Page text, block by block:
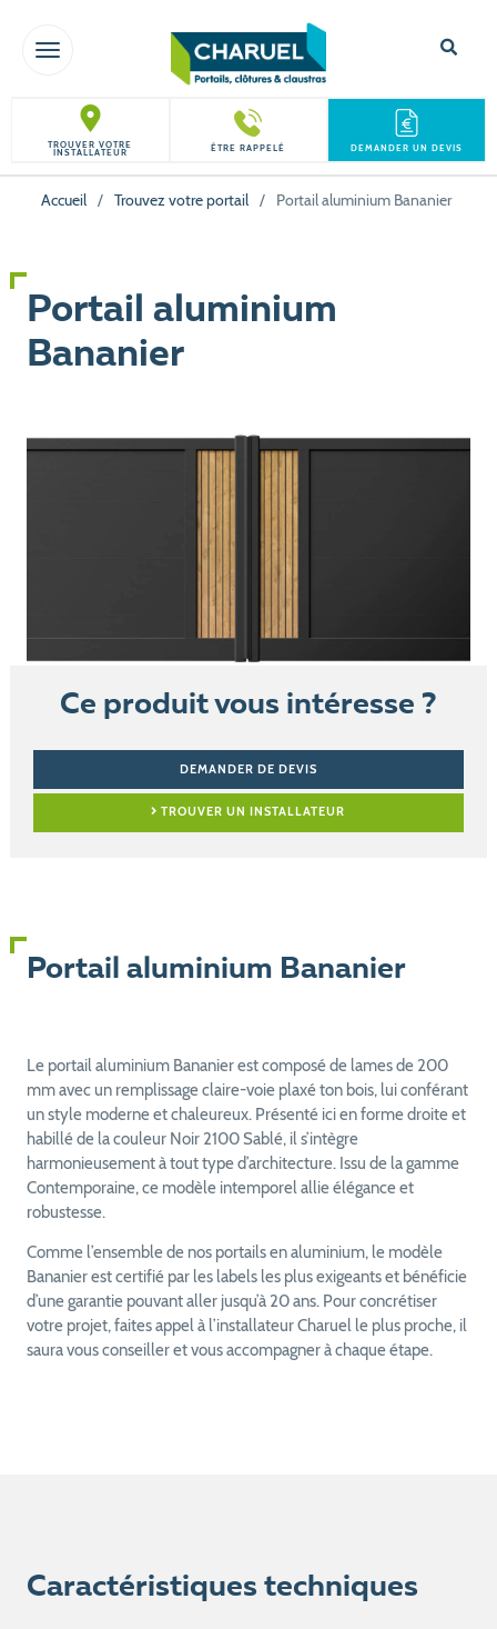
TOGGLE NAVIGATION
TROUVER VOTRE
INSTALLATEUR ÊTRE RAPPELÉ DEMANDER UN DEVIS
Accueil / Trouvez votre portail / Portail aluminium Bananier
Portail aluminium
Bananier
Ce produit vous intéresse ?
DEMANDER DE DEVIS
TROUVER UN INSTALLATEUR
Portail aluminium Bananier
Le portail aluminium Bananier est composé de lames de 200
mm avec un remplissage claire-voie plaxé ton bois, lui conférant
un style moderne et chaleureux. Présenté ici en forme droite et
habillé de la couleur Noir 2100 Sablé, il s’intègre
harmonieusement à tout type d’architecture. Issu de la gamme
Contemporaine, ce modèle intemporel allie élégance et
robustesse.
Comme l’ensemble de nos portails en aluminium, le modèle
Bananier est certifié par les labels les plus exigeants et bénéficie
d’une garantie pouvant aller jusqu’à 20 ans. Pour concrétiser
votre projet, faites appel à l’installateur Charuel le plus proche, il
saura vous conseiller et vous accompagner à chaque étape.
Caractéristiques techniques